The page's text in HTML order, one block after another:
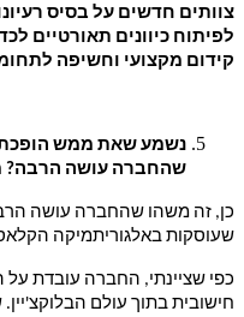
צוותים חדשים על בסיס
לפיתוח כיוונים תאורטיים
קידום מקצועי וחשיפה
נשמע שאת ממש הופכת
שהחברה עושה הרבה?
כן, זה משהו שהחברה עושה
שעוסקות באלגוריתמיקה
כפי שציינתי, החברה עובדת
חישובית בתוך עולם